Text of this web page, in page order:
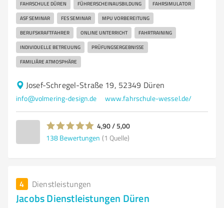
FAHRSCHULE DÜREN FÜHRERSCHEINAUSBILDUNG FAHRSIMULATOR
ASF SEMINAR FES SEMINAR MPU VORBEREITUNG
BERUFSKRAFTFAHRER ONLINE UNTERRICHT FAHRTRAINING
INDIVIDUELLE BETREUUNG PRÜFUNGSERGEBNISSE
FAMILIÄRE ATMOSPHÄRE
Josef-Schregel-Straße 19, 52349 Düren
info@volmering-design.de www.fahrschule-wessel.de/
4,90 / 5,00
138 Bewertungen (1 Quelle)
4 Dienstleistungen
Jacobs Dienstleistungen Düren